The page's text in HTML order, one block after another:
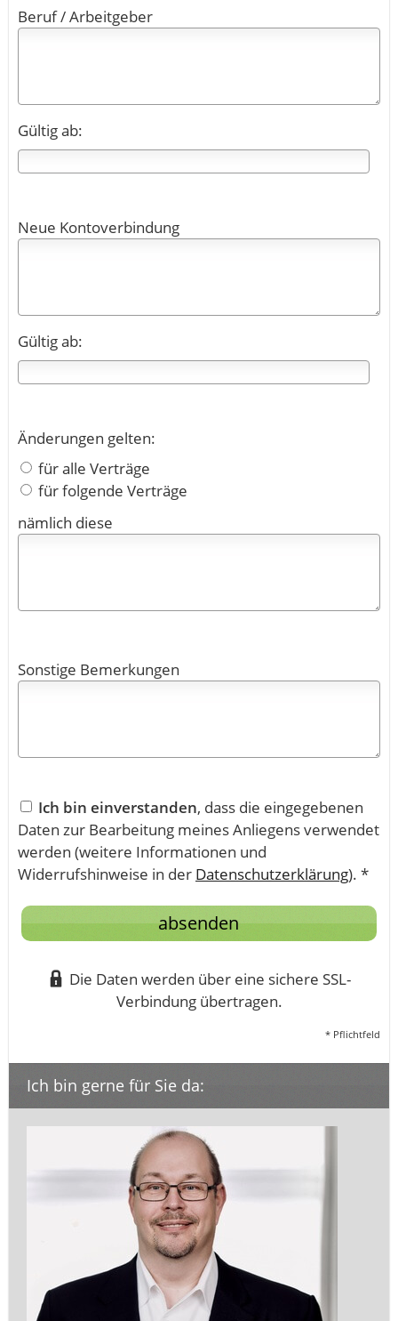
Beruf / Arbeitgeber
Gültig ab:
Neue Kontoverbindung
Gültig ab:
Änderungen gelten:
für alle Verträge
für folgende Verträge
nämlich diese
Sonstige Bemerkungen
Ich bin einverstanden, dass die eingegebenen
Daten zur Bearbeitung meines Anliegens verwendet
werden (weitere Informationen und
Widerrufshinweise in der Datenschutzerklärung). *
absenden
Die Daten werden über eine sichere SSL-
Verbindung übertragen.
* Pflichtfeld
Ich bin gerne für Sie da: